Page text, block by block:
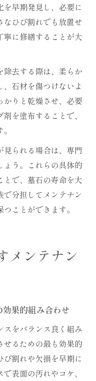
を早期発見し、必要に
なひび割れでも放置せ
寧に修繕することが大
除去する際は、柔らか
石材を傷つけないよ
かりと乾燥させ、必要
を塗布することで、
見られる場合は、専門
ょう。これらの具体的
とで、墓石の寿命を大
分担してメンテナン
ことができます。
メンテナン
果的組み合わせ
スをバランス良く組み
せるための最も効果的
割れや欠損を早期に
表面の汚れやコケ、